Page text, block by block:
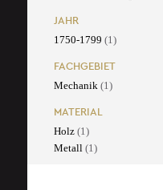
JAHR
1750-1799 (1)
FACHGEBIET
Mechanik (1)
MATERIAL
Holz (1)
Metall (1)